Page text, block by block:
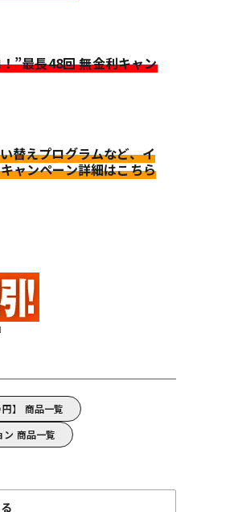
”最長48回 無金利キャン
替えプログラムなど、イ
ャンペーン詳細はこちら
】 商品一覧
商品一覧